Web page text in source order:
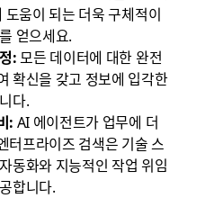
도움이 되는 더욱 구체적이
얻으세요.
: 모든 데이터에 대한 완전
확신을 갖고 정보에 입각한
다.
: AI 에이전트가 업무에 더
터프라이즈 검색은 기술 스
동화와 지능적인 작업 위임
합니다.